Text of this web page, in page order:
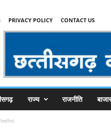
PRIVACY POLICY CONTACT US
राज्य राजनीति बाजार